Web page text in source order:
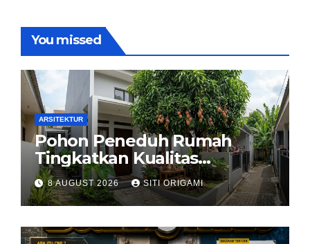
You missed
ARSITEKTUR
Pohon Peneduh Rumah
Tingkatkan Kualitas
Arsitektur Hunian
8 AUGUST 2026 SITI ORIGAMI